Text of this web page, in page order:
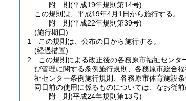
附 則(平成19年規則第14号)
この規則は、平成19年4月1日から施行する。
附 則(平成22年規則第39号)
(施行期日)
1
この規則は、公布の日から施行する。
(経過措置)
2
この規則による改正後の各務原市福祉セン
び管理に関する条例施行規則、各務原市総合
祉センター条例施行規則、各務原市体育施設
同日前の使用に係るものについては、なお従前
附 則(平成24年規則第13号)